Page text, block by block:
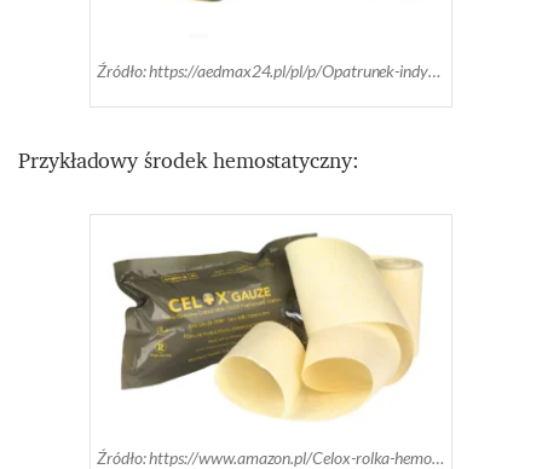
Źródło: https://aedmax24.pl/pl/p/Opatrunek-indywidualny-Olaes-Modular-4/346
Przykładowy środek hemostatyczny:
Źródło: https://www.amazon.pl/Celox-rolka-hemostatyczna-56G/dp/B07RRX4JSK